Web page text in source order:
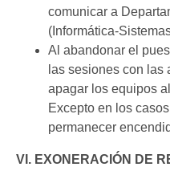
comunicar a
(Informática-
Al abandonar el
las sesiones con
apagar los equipos
Excepto en los
permanecer
VI. EXONERACIÓN DE